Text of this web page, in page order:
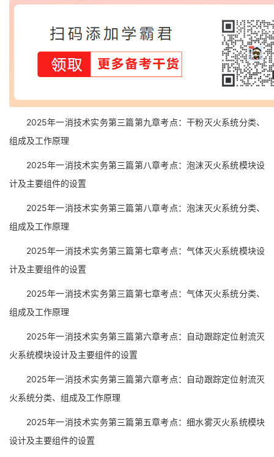
2025年一消技术实务第三篇第九章考点：干粉灭火系统分类、
组成及工作原理
2025年一消技术实务第三篇第八章考点：泡沫灭火系统模块设
计及主要组件的设置
2025年一消技术实务第三篇第八章考点：泡沫灭火系统分类、
组成及工作原理
2025年一消技术实务第三篇第七章考点：气体灭火系统模块设
计及主要组件的设置
2025年一消技术实务第三篇第七章考点：气体灭火系统分类、
组成及工作原理
2025年一消技术实务第三篇第六章考点：自动跟踪定位射流灭
火系统模块设计及主要组件的设置
2025年一消技术实务第三篇第六章考点：自动跟踪定位射流灭
火系统分类、组成及工作原理
2025年一消技术实务第三篇第五章考点：细水雾灭火系统模块
设计及主要组件的设置